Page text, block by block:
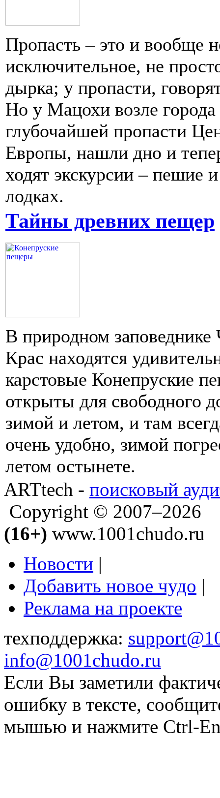
Пропасть – это и вообще
исключительное, не
дырка; у пропасти,
Но у Мацохи возле
глубочайшей пропасти
Европы, нашли дно и
ходят экскурсии – пешие
лодках.
Тайны древних пещер
В природном
Крас находятся
карстовые Конепруские
открыты для свободного
зимой и летом, и там
очень удобно, зимой
летом остынете.
ARTtech - поисковый
Copyright © 2007–2026
(16+) www.1001chudo.ru
Новости |
Добавить новое чудо |
Реклама на проекте
техподдержка:
info@1001chudo.ru
Если Вы заметили
ошибку в тексте,
мышью и нажмите Ctrl-